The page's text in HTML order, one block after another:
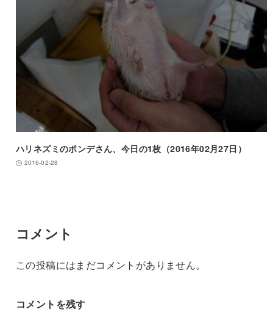
ハリネズミのポンデさん、今日の1枚（2016年02月27日）
2016-02-28
コメント
この投稿にはまだコメントがありません。
コメントを残す